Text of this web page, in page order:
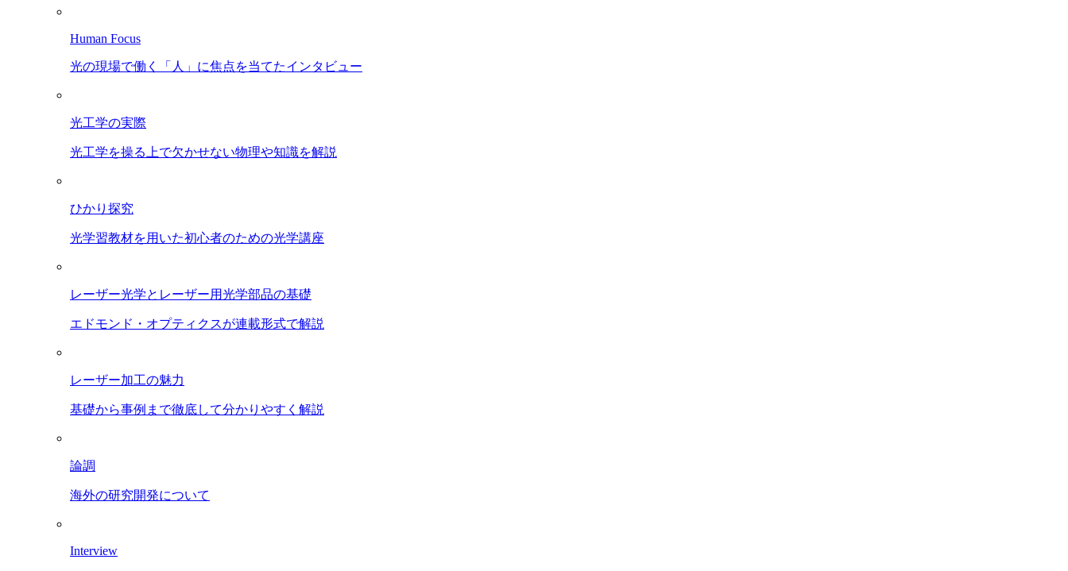
Human Focus
光の現場で働く「人」に焦点を当てたインタビュー
光工学の実際
光工学を操る上で欠かせない物理や知識を解説
ひかり探究
光学習教材を用いた初心者のための光学講座
レーザー光学とレーザー用光学部品の基礎
エドモンド・オプティクスが連載形式で解説
レーザー加工の魅力
基礎から事例まで徹底して分かりやすく解説
論調
海外の研究開発について
Interview